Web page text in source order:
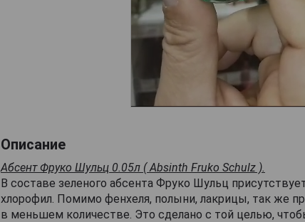
Описание
Абсент Фруко Шульц 0.05л ( Absinth Fruko Schulz ).
В составе зеленого абсента Фруко Шульц
хлорофил. Помимо фенхеля, полыни, лакрицы, так же
в меньшем количестве. Это сделано с той целью,